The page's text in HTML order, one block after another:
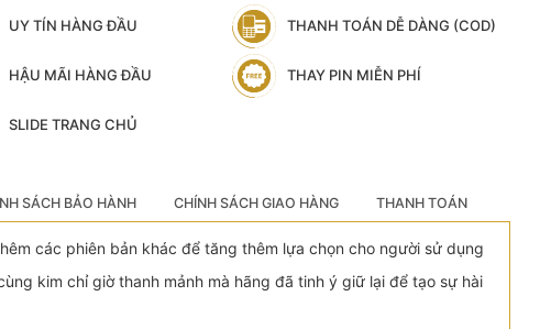
UY TÍN HÀNG ĐẦU THANH TOÁN DỄ DÀNG (COD)
HẬU MÃI HÀNG ĐẦU THAY PIN MIỄN PHÍ
SLIDE TRANG CHỦ
SÁCH BẢO HÀNH CHÍNH SÁCH GIAO HÀNG THANH TOÁN
các phiên bản khác để tăng thêm lựa chọn cho người sử dụng
kim chỉ giờ thanh mảnh mà hãng đã tinh ý giữ lại để tạo sự hài